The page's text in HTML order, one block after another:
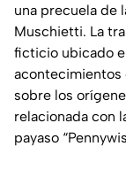
una precuela de
Muschietti. La
ficticio ubicado
acontecimientos
sobre los
relacionada con
payaso